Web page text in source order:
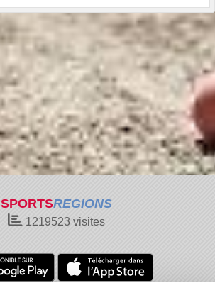
SPORTSREGIONS
1219523 visites